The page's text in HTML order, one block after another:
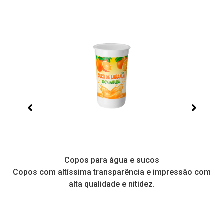
Copos para água e sucos
Copos com altíssima transparência e impressão com
alta qualidade e nitidez.